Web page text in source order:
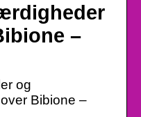
–
og
Bibione –